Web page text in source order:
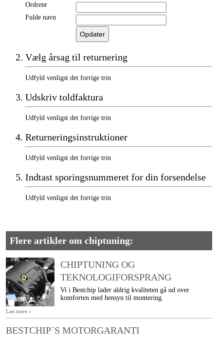
Ordrenr
Fulde navn
Vælg årsag til returnering
Udfyld venligst det forrige trin
Udskriv toldfaktura
Udfyld venligst det forrige trin
Returneringsinstruktioner
Udfyld venligst det forrige trin
Indtast sporingsnummeret for din forsendelse
Udfyld venligst det forrige trin
Flere artikler om chiptuning:
CHIPTUNING OG
TEKNOLOGIFORSPRANG
Vi i Bestchip lader aldrig kvaliteten gå ud over
komforten med hensyn til montering.
Læs mere »
BESTCHIP`S MOTORGARANTI